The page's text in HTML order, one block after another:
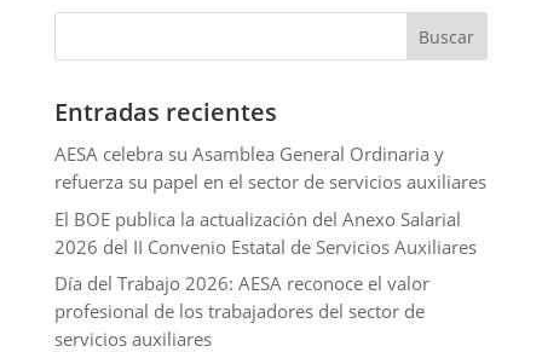
Entradas recientes
AESA celebra su Asamblea General Ordinaria y
refuerza su papel en el sector de servicios auxiliares
El BOE publica la actualización del Anexo Salarial
2026 del II Convenio Estatal de Servicios Auxiliares
Día del Trabajo 2026: AESA reconoce el valor
profesional de los trabajadores del sector de
servicios auxiliares